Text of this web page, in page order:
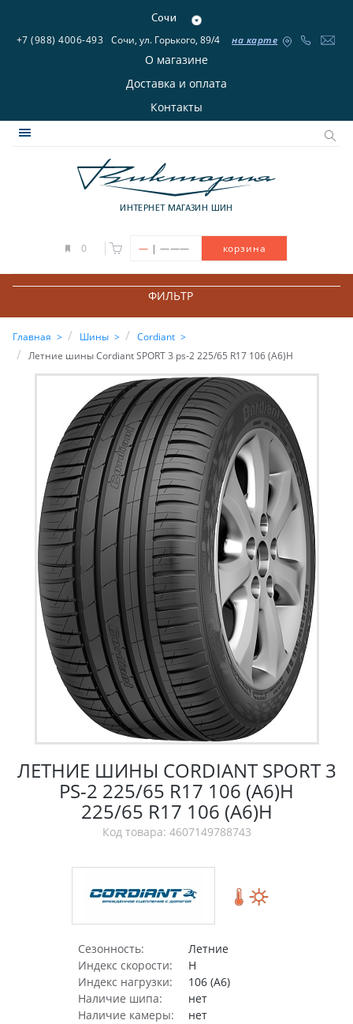
Сочи
+7 (988) 4006-493 Сочи, ул. Горького, 89/4 на карте
О магазине
Доставка и оплата
Контакты
ИНТЕРНЕТ МАГАЗИН ШИН
0 — | ——— корзина
ФИЛЬТР
Главная Шины
Cordiant
Летние шины Cordiant SPORT 3 ps-2 225/65 R17 106 (A6)H
ЛЕТНИЕ ШИНЫ CORDIANT SPORT 3
PS-2 225/65 R17 106 (A6)H
225/65 R17 106 (A6)H
Код товара: 4607149788743
Сезонность:
Летние
Индекс скорости:
H
Индекс нагрузки:
106 (A6)
Наличие шипа:
нет
Наличие камеры:
нет